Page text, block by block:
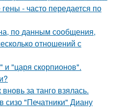
- часто передается по
по данным сообщения,
отношений с
"царя скорпионов".
за танго взялась.
"Печатники" Диану